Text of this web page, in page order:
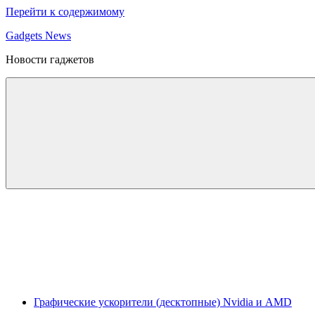
Перейти к содержимому
Gadgets News
Новости гаджетов
Графические ускорители (десктопные) Nvidia и AMD